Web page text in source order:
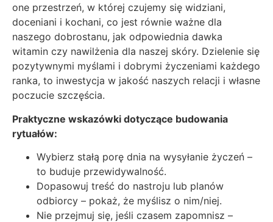
one przestrzeń, w której czujemy się widziani,
doceniani i kochani, co jest równie ważne dla
naszego dobrostanu, jak odpowiednia dawka
witamin czy nawilżenia dla naszej skóry. Dzielenie się
pozytywnymi myślami i dobrymi życzeniami każdego
ranka, to inwestycja w jakość naszych relacji i własne
poczucie szczęścia.
Praktyczne wskazówki dotyczące budowania
rytuałów:
Wybierz stałą porę dnia na wysyłanie życzeń –
to buduje przewidywalność.
Dopasowuj treść do nastroju lub planów
odbiorcy – pokaż, że myślisz o nim/niej.
Nie przejmuj się, jeśli czasem zapomnisz –